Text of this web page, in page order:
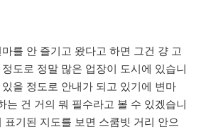
를 안 즐기고 왔다고 하면 그건 걍 고
도로 정말 많은 업장이 도시에 있습니
을 정도로 안내가 되고 있기에 변마
는 건 거의 뭐 필수라고 볼 수 있겠습니
표기된 지도를 보면 스쿰빗 거리 안으